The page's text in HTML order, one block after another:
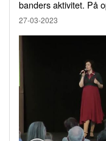
banders aktivitet. På
27-03-2023